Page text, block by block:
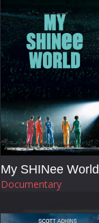
My SHINee World
Documentary